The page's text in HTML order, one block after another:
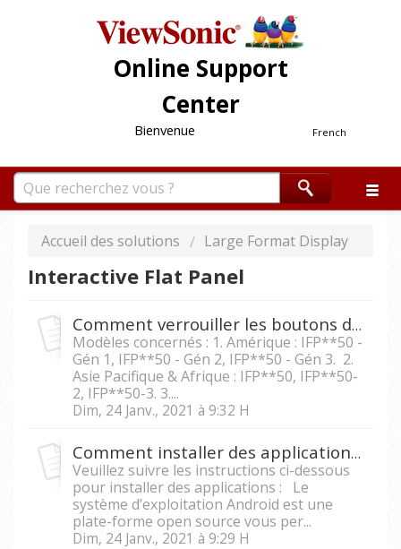
Online Support
Center
French
Bienvenue
Accueil des solutions Large Format Display
Interactive Flat Panel
Comment verrouiller les boutons de devant sur les appareils IFP5550/IFP6550/ IFP7550/IFP8650 ?
Modèles concernés : 1. Amérique : IFP**50 -
Gén 1, IFP**50 - Gén 2, IFP**50 - Gén 3. 2.
Asie Pacifique & Afrique : IFP**50, IFP**50-
2, IFP**50-3. 3....
Dim, 24 Janv., 2021 à 9:32 H
Comment installer des applications personnalisées sur le module Android des appareils de série IFP50 ?
Veuillez suivre les instructions ci-dessous
pour installer des applications : Le
système d’exploitation Android est une
plate-forme open source vous per...
Dim, 24 Janv., 2021 à 9:29 H